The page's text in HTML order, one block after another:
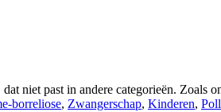
niet past in andere categorieën. Zoals
borreliose, Zwangerschap, Kinderen,